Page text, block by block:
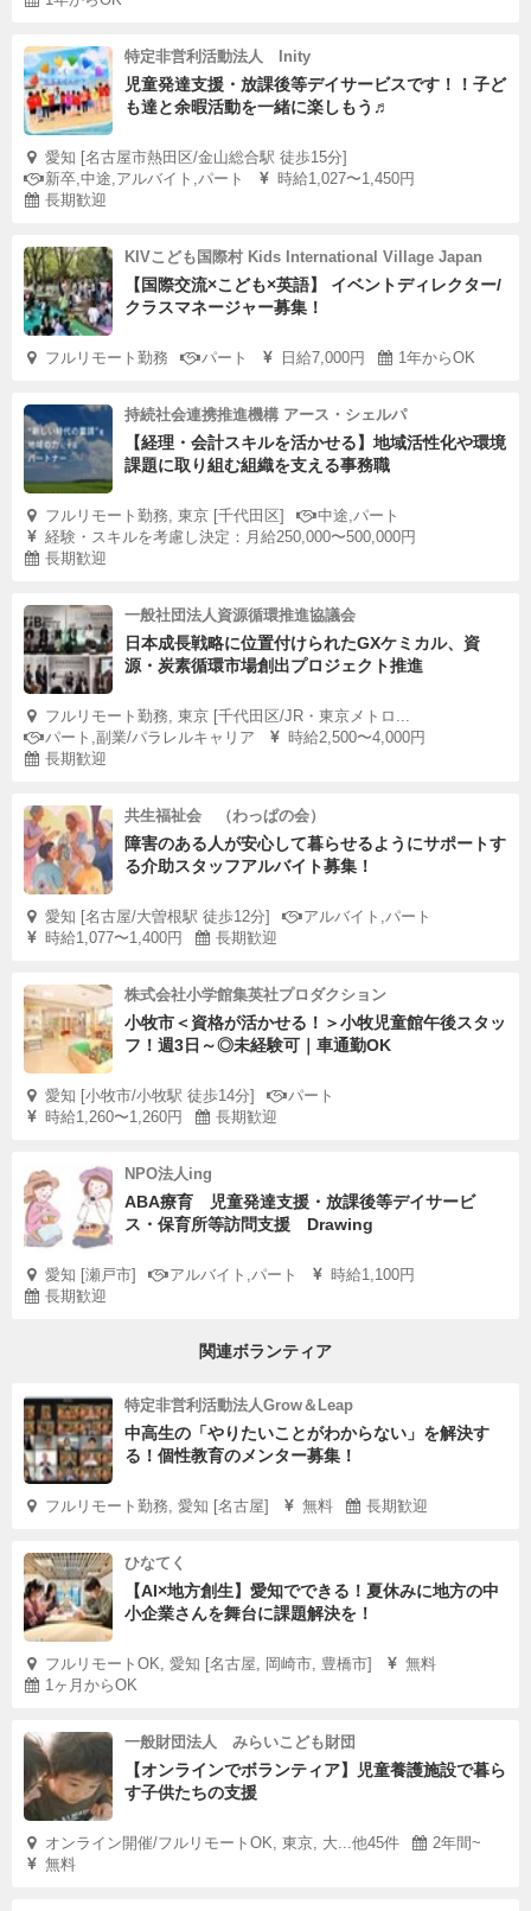
特定非営利活動法人 Inity
児童発達支援・放課後等デイサービスです！！子ど
も達と余暇活動を一緒に楽しもう♬
愛知 [名古屋市熱田区/金山総合駅 徒歩15分]
新卒,中途,アルバイト,パート
時給1,027〜1,450円
長期歓迎
KIVこども国際村 Kids International Village Japan
【国際交流×こども×英語】 イベントディレクター/
クラスマネージャー募集！
フルリモート勤務 パート 日給7,000円 1年からOK
持続社会連携推進機構 アース・シェルパ
【経理・会計スキルを活かせる】地域活性化や環境
課題に取り組む組織を支える事務職
フルリモート勤務, 東京 [千代田区]
中途,パート
経験・スキルを考慮し決定：月給250,000〜500,000円
長期歓迎
一般社団法人資源循環推進協議会
日本成長戦略に位置付けられたGXケミカル、資
源・炭素循環市場創出プロジェクト推進
フルリモート勤務, 東京 [千代田区/JR・東京メトロ...
パート,副業/パラレルキャリア
時給2,500〜4,000円
長期歓迎
共生福祉会 （わっぱの会）
障害のある人が安心して暮らせるようにサポートす
る介助スタッフアルバイト募集！
愛知 [名古屋/大曽根駅 徒歩12分]
アルバイト,パート
時給1,077〜1,400円
長期歓迎
株式会社小学館集英社プロダクション
小牧市＜資格が活かせる！＞小牧児童館午後スタッ
フ！週3日～◎未経験可｜車通勤OK
愛知 [小牧市/小牧駅 徒歩14分]
パート
時給1,260〜1,260円
長期歓迎
NPO法人ing
ABA療育 児童発達支援・放課後等デイサービ
ス・保育所等訪問支援 Drawing
愛知 [瀬戸市] アルバイト,パート
時給1,100円
長期歓迎
関連ボランティア
特定非営利活動法人Grow＆Leap
中高生の「やりたいことがわからない」を解決す
る！個性教育のメンター募集！
フルリモート勤務, 愛知 [名古屋] 無料 長期歓迎
ひなてく
【AI×地方創生】愛知でできる！夏休みに地方の中
小企業さんを舞台に課題解決を！
フルリモートOK, 愛知 [名古屋, 岡崎市, 豊橋市]
無料
1ヶ月からOK
一般財団法人 みらいこども財団
【オンラインでボランティア】児童養護施設で暮ら
す子供たちの支援
オンライン開催/フルリモートOK, 東京, 大...他45件
2年間~
無料